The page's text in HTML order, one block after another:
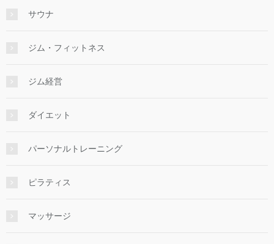
サウナ
ジム・フィットネス
ジム経営
ダイエット
パーソナルトレーニング
ピラティス
マッサージ